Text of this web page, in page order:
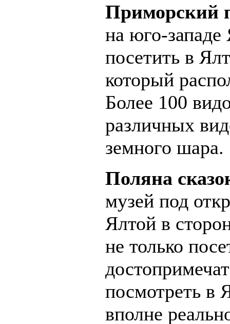
Приморский
на юго-
посетить в
который
Более 100
различных
земного шара.
Поляна
музей под
Ялтой в
не только
посмотреть в
вполне